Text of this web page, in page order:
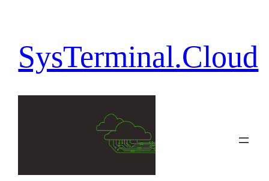
content
SysTerminal.Cloud